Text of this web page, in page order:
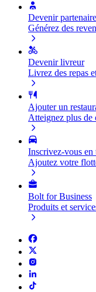
Devenir
Générez des
Devenir livreur
Livrez des repas
Ajouter un
Atteignez plus de
Inscrivez-vous en
Ajoutez votre
Bolt for Business
Produits et